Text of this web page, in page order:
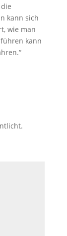
kann sich
wie man
kann